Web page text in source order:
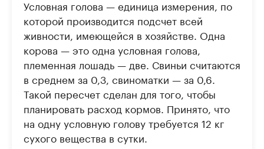
Условная голова — единица измерения, по
которой производится подсчет всей
живности, имеющейся в хозяйстве. Одна
корова — это одна условная голова,
племенная лошадь — две. Свиньи считаются
в среднем за 0,3, свиноматки — за 0,6.
Такой пересчет сделан для того, чтобы
планировать расход кормов. Принято, что
на одну условную голову требуется 12 кг
сухого вещества в сутки.